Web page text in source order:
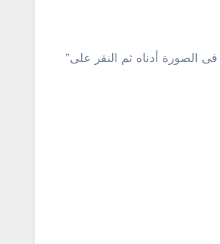
الصورة أدناه ثم النقر على”